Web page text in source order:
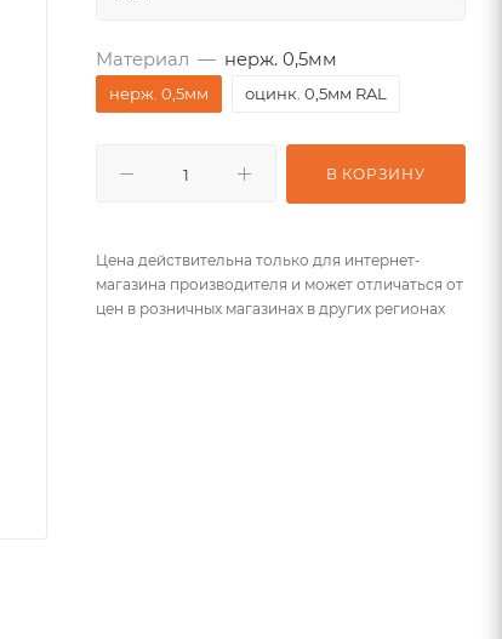
Материал — нерж. 0,5мм
нерж. 0,5мм оцинк. 0,5мм RAL
В КОРЗИНУ
Цена действительна только для интернет-
магазина производителя и может отличаться от
цен в розничных магазинах в других регионах